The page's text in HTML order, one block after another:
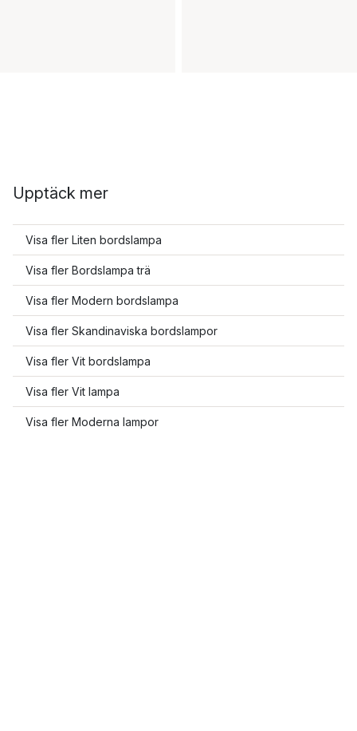
Upptäck mer
Visa fler Liten bordslampa
Visa fler Bordslampa trä
Visa fler Modern bordslampa
Visa fler Skandinaviska bordslampor
Visa fler Vit bordslampa
Visa fler Vit lampa
Visa fler Moderna lampor